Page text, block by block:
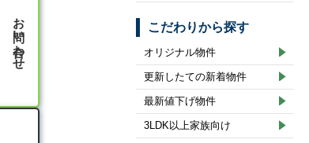
こだわりから探す
オリジナル物件
更新したての新着物件
最新値下げ物件
3LDK以上家族向け
お問い合わせ